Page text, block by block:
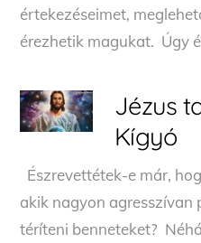
értekezéseimet,
érezhetik magukat. Úgy
Jézus
Kígyó
Észrevettétek-e már,
akik nagyon
téríteni benneteket?